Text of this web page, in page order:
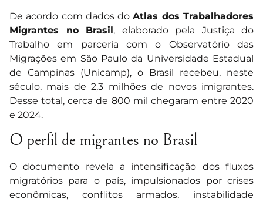
De acordo com dados doAtlas dos Trabalhadores
Migrantes no Brasil, elaborado pela Justiça do
Trabalho em parceria com o Observatório das
Migrações em São Paulo da Universidade Estadual
de Campinas (Unicamp), o Brasil recebeu, neste
século, mais de 2,3 milhões de novos imigrantes.
Desse total, cerca de 800 mil chegaram entre 2020
e 2024.
O perfil de migrantes no Brasil
O documento revela a intensificação dos fluxos
migratórios para o país, impulsionados por crises
econômicas, conflitos armados, instabilidade